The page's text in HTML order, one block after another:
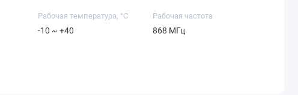
Рабочая температура, °C
-10 ~ +40
Рабочая частота
868 МГц